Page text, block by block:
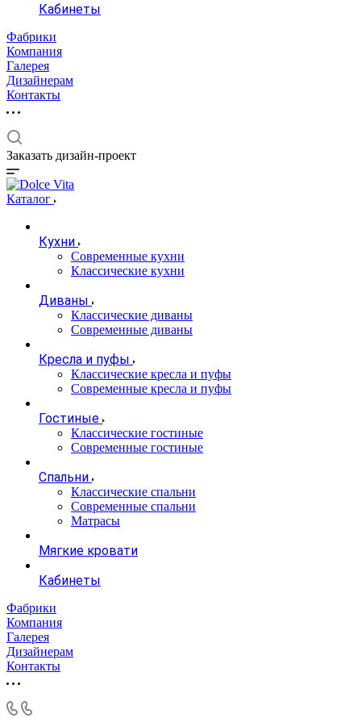
Кабинеты
Фабрики
Компания
Галерея
Дизайнерам
Контакты
Заказать дизайн-проект
Каталог
Кухни
Современные кухни
Классические кухни
Диваны
Классические диваны
Современные диваны
Кресла и пуфы
Классические кресла и пуфы
Современные кресла и пуфы
Гостиные
Классические гостиные
Современные гостиные
Спальни
Классические спальни
Современные спальни
Матрасы
Мягкие кровати
Кабинеты
Фабрики
Компания
Галерея
Дизайнерам
Контакты